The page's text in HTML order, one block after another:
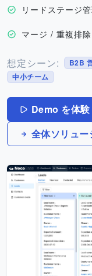
リードステージ
マージ / 重複排除
想定シーン: B2B
中小チーム
Demo を体験
全体ソリュ